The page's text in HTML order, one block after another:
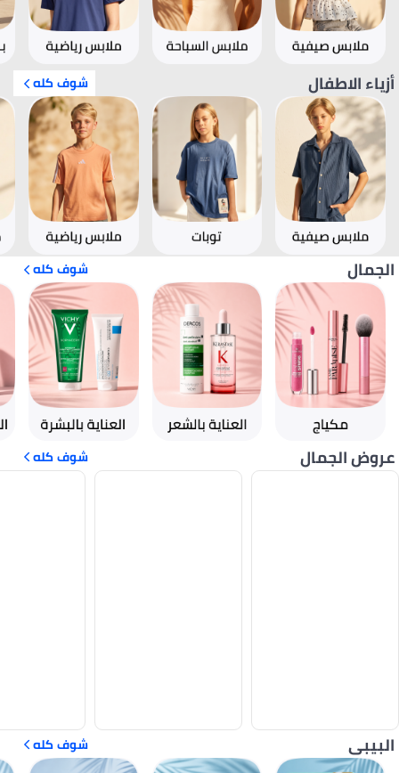
أزياء الاطفال شوف كله
الجمال شوف كله
عروض الجمال شوف كله
البيبى شوف كله